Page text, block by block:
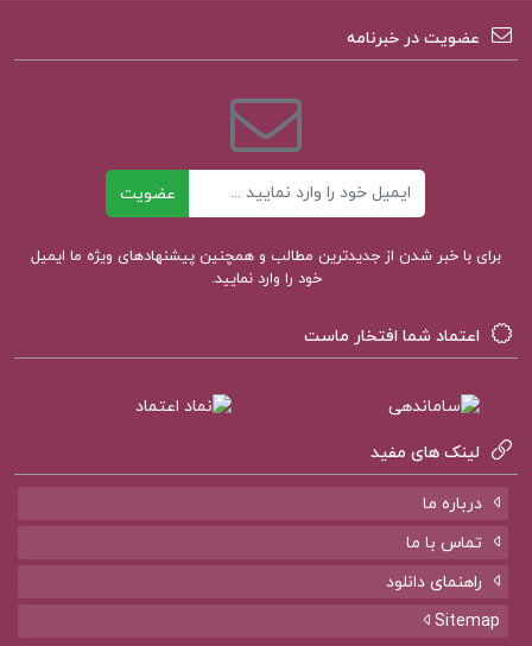
عضویت در خبرنامه
عضویت
برای با خبر شدن از جدیدترین مطالب و همچنین پیشنهادهای ویژه ما ایمیل
خود را وارد نمایید.
اعتماد شما افتخار ماست
لینک های مفید
درباره ما
تماس با ما
راهنمای دانلود
Sitemap